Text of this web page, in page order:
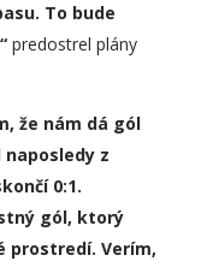
To bude
predostrel plány
že nám dá gól
z
0:1.
gól, ktorý
prostredí. Verím,